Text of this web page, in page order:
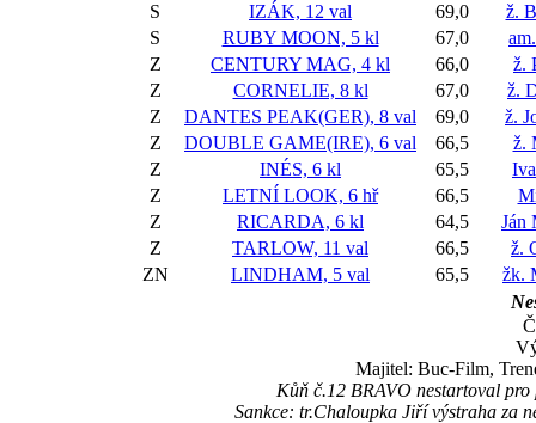
S
IZÁK, 12 val 69,0
ž.
S
RUBY MOON, 5 kl 67,0
Z
CENTURY MAG, 4 kl 66,0
ž.
Z
CORNELIE, 8 kl 67,0
ž.
Z
DANTES PEAK(GER), 8 val 69,0
ž.
Z
DOUBLE GAME(IRE), 6 val 66,5
ž.
Z
INÉS, 6 kl 65,5
Z
LETNÍ LOOK, 6 hř 66,5
Z
RICARDA, 6 kl 64,5
Ján
Z
TARLOW, 11 val 66,5
ž.
ZN
LINDHAM, 5 val 65,5
žk.
Majitel: Buc-Film,
Kůň č.12 BRAVO nestartoval pro
Sankce: tr.Chaloupka Jiří výstraha za